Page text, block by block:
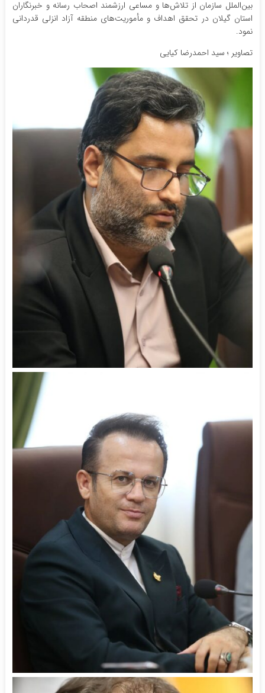
بین‌الملل سازمان از تلاش‌ها و مساعی ارزشمند اصحاب رسانه و خبرنگاران
استان گیلان در تحقق اهداف و مأموریت‌های منطقه آزاد انزلی قدردانی
نمود.
تصاویر ؛ سید احمدرضا کیایی